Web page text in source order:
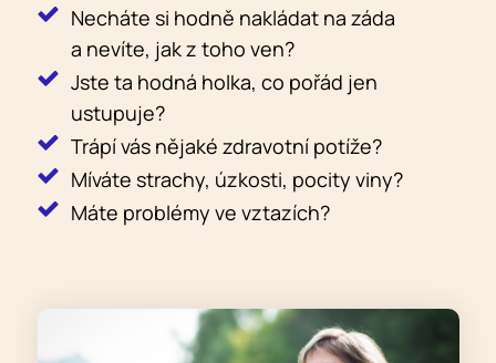
Necháte si hodně nakládat na záda
a nevíte, jak z toho ven?
Jste ta hodná holka, co pořád jen
ustupuje?
Trápí vás nějaké zdravotní potíže?
Míváte strachy, úzkosti, pocity viny?
Máte problémy ve vztazích?